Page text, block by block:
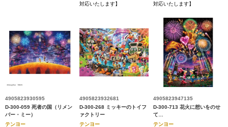
対応いたします】
対応いたします】
4905823930595
D-300-059 死者の国（リメン
バー・ミー）
テンヨー
4905823932681
D-300-268 ミッキーのトイフ
ァクトリー
テンヨー
4905823947135
D-300-713 花火に想いをのせ
て…
テンヨー